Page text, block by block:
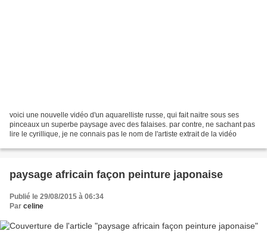
voici une nouvelle vidéo d'un aquarelliste russe, qui fait naitre sous ses
pinceaux un superbe paysage avec des falaises. par contre, ne sachant pas
lire le cyrillique, je ne connais pas le nom de l'artiste extrait de la vidéo
paysage africain façon peinture japonaise
Publié le 29/08/2015 à 06:34
Par celine